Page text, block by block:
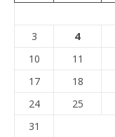
3
4
10
11
17
18
24
25
31